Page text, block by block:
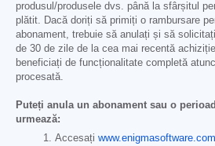
produsul/produsele dvs. până la sfârșitul
plătit. Dacă doriți să primiți o rambursare
abonament, trebuie să anulați și să
de 30 de zile de la cea mai recentă
beneficiați de funcționalitate completă
procesată.
Puteți anula un abonament sau o
urmează:
Accesați www.enigmasoftware.com